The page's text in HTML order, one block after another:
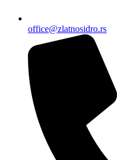
office@zlatnosidro.rs